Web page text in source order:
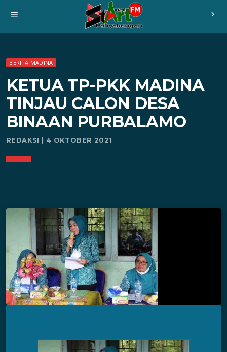
menu chevron_right
BERITA MADINA
KETUA TP-PKK MADINA
TINJAU CALON DESA
BINAAN PURBALAMO
REDAKSI | 4 OKTOBER 2021